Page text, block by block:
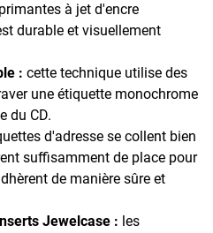
à jet d'encre
durable et visuellement
: cette technique utilise des
une étiquette monochrome
du CD.
d'adresse se collent bien
suffisamment de place pour
de manière sûre et
Jewelcase : les